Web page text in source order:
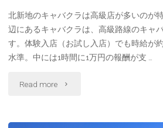
向
け
す
北新地のキャバクラは高級店が多いのが
辺にあるキャバクラは、高級路線のキャ
す。体験入店（お試し入店）でも時給が
水準。中には1時間に1万円の報酬が支 …
Read more "大